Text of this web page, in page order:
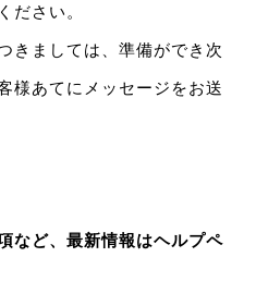
ださい。
きましては、準備ができ次
様あてにメッセージをお送
など、最新情報はヘルプペ